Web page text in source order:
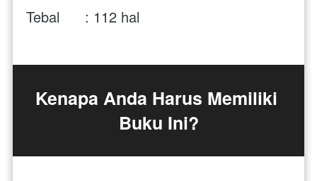
Tebal      : 112 hal
Kenapa Anda Harus Memiliki
Buku Ini?